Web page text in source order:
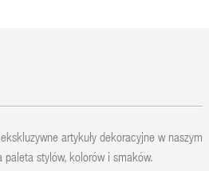
artykuły dekoracyjne w naszym
paleta stylów, kolorów i smaków.